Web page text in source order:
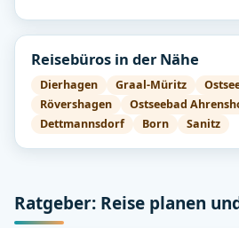
Reisebüros in der Nähe
Dierhagen Graal-Müritz
Rövershagen
Ostseebad
Dettmannsdorf
Born Sanitz
Ratgeber: Reise planen